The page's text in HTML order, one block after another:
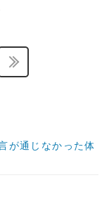
が通じなかった体